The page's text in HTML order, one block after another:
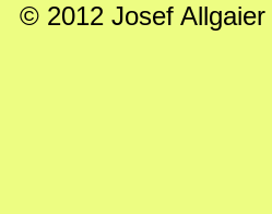
© 2012 Josef